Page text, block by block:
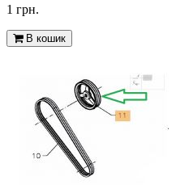
1 грн.
В кошик